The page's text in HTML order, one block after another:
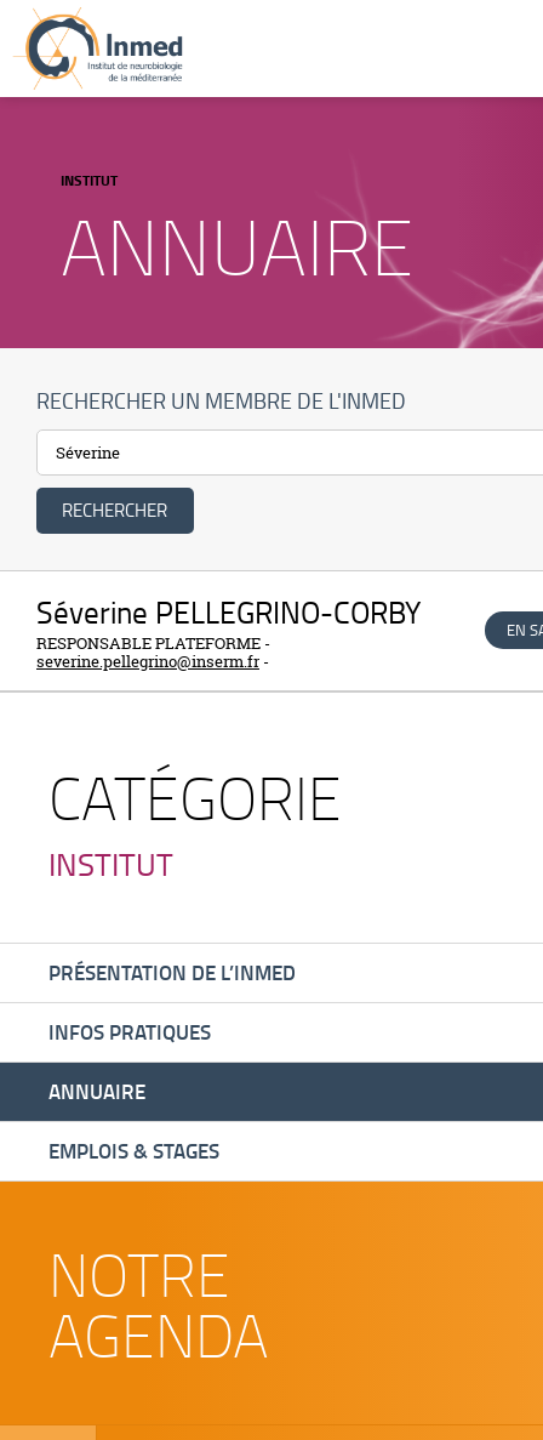
INSTITUT
ANNUAIRE
RECHERCHER UN MEMBRE DE L'INMED
Séverine PELLEGRINO-CORBY
RESPONSABLE PLATEFORME -
severine.pellegrino@inserm.fr -
EN
CATÉGORIE
INSTITUT
PRÉSENTATION DE L’INMED
INFOS PRATIQUES
ANNUAIRE
EMPLOIS & STAGES
NOTRE
AGENDA